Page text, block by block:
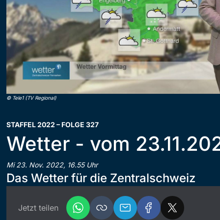
© Tele1 (TV Regional)
STAFFEL 2022 – FOLGE 327
Wetter - vom
Mi 23. Nov. 2022, 16.55 Uhr
Das Wetter für die Zentralschweiz
Jetzt teilen